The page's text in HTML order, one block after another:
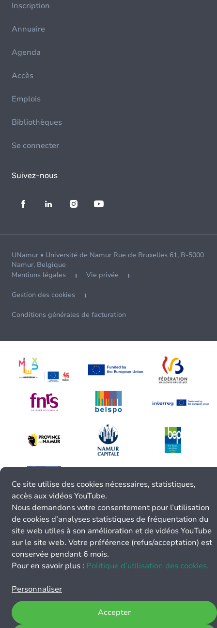
Inscription
Annuaire
Agenda
Accès
Emplois
Bibliothèques
Se connecter
Suivez-nous
UNamur • Université de Namur Rue de Bruxelles 61, B-5000
Namur, Belgique
Mentions légales
Vie privée
Gestion des cookies
Conditions générales de facturation
Ce site utilise des cookies nécessaires, statistiques,
accès aux vidéos YouTube.
Nous demandons votre consentement pour l’utilisation
de cookies d’analyses statistiques de fréquentation du
site web utiles à son amélioration et de vidéos YouTube
sur le site web. Votre préférence (refus/acceptation) est
conservée pendant 6 mois.
Pour en savoir plus : Politique d’utilisation des cookies.
Personnaliser
Accepter